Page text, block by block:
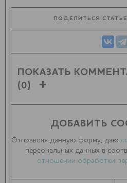
ПОДЕЛИТЬСЯ
ПОКАЗАТЬ
(0)
ДОБАВИТЬ
Отправляя данную форму, даю
персональных данных в
отношении обработки